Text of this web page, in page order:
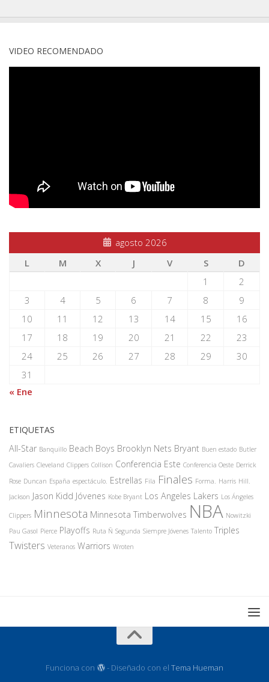
VIDEO RECOMENDADO
agosto 2026
L
M X J V S
D
1
2
3
4 5 6 7 8
9
10
11 12 13 14 15
16
17
18 19 20 21 22
23
24
25 26 27 28 29
30
31
« Ene
ETIQUETAS
All-Star Banquillo Beach Boys Brooklyn Nets Bryant Buen estado Butler
Cavaliers Cleveland Clippers Collison Conferencia Este Conferencia Oeste Derrick
Rose Duncan España espectáculo. Estrellas Fila Finales Forma. Harris Hill.
Jackson Jason Kidd Jóvenes Kobe Bryant Los Angeles Lakers Los Ángeles
Clippers Minnesota Minnesota Timberwolves NBA Nowitzki
Pau Gasol Pierce Playoffs Ruta Ñ Segunda Siempre Jóvenes Talento Triples
Twisters Veteranos Warriors Wroten
Funciona con - Diseñado con el Tema Hueman